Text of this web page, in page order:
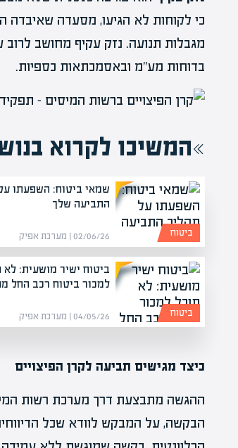
כי לקוחות לא הגיעו, מסעדה שאיבדה
מגבלות תנועה. נזק עקיף מחושב
בדוחות מע"מ ובאסמכתאות כספיות.
המשיכו לקרוא
שמאי ביטוח: השפעתו
התביעה שלך
02/06/26 | מערכת אפיק ביטוח
ביטוח ישיר מושעית: לא
למכור ביטוח רכב החל
04/05/26 | מערכת אפיק ביטוח
כיצד מגישים תביעה לקרן הפיצויים
הבקשה, על המבקש לוודא שכל